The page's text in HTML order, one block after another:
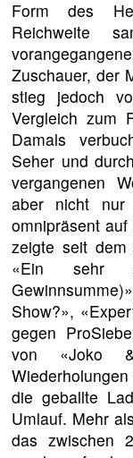
Form des
Reichweite
Zuschauer, der
stieg jedoch
Vergleich zum
Damals
Seher und
vergangenen
aber nicht nur
omnipräsent
zeigte seit
«Ein sehr
Show?»,
gegen
von «Joko
die geballte
Umlauf. Mehr
das zwischen